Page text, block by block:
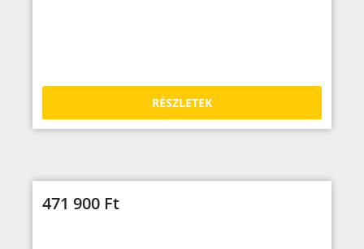
RÉSZLETEK
471 900 Ft